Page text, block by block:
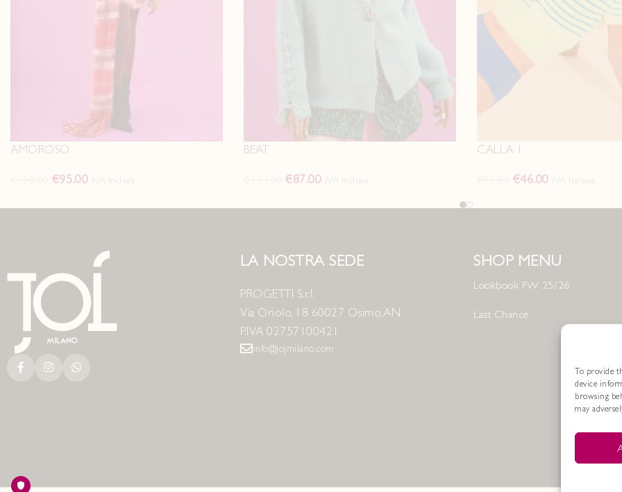
To provide
device
browsing
may
AMOROSO
€95.00
BEAT
€87.00
CALLA 1
€46.00
LA NOSTRA SEDE
PROGETTI S.r.l.
Via Oriolo, 18 60027 Osimo, AN
P.IVA 02757100421
info@jojmilano.com
SHOP MENU
Lookbook FW 25/26
Last Chance